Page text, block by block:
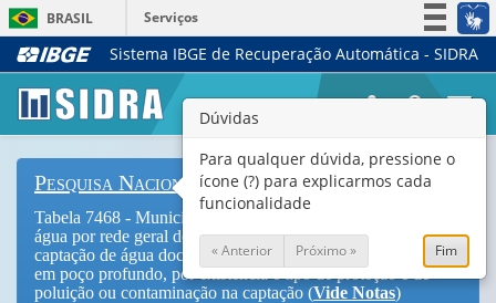
BRASIL
Serviços
Simplifique!
Legislação
Canais
Sistema IBGE de Recuperação Automática - SIDRA
Pesquisa Nacional de Saneamento Básico
Tabela 7468 - Municípios com serviço de abastecimento de
água por rede geral de distribuição em funcionamento com
captação de água doce em ponto superficial, em poço raso ou
em poço profundo, por existência e tipo de proteção e de
poluição ou contaminação na captação (Vide Notas)
Dúvidas
Para qualquer dúvida, pressione o
ícone (?) para explicarmos cada
funcionalidade
« Anterior Próximo » Fim